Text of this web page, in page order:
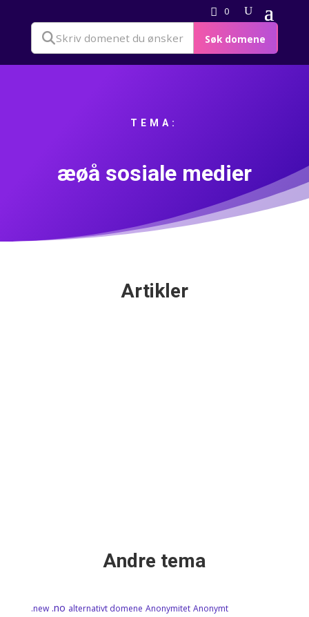
0
Søk domene
TEMA:
æøå sosiale medier
Artikler
Andre tema
.new .no alternativt domene Anonymitet Anonymt